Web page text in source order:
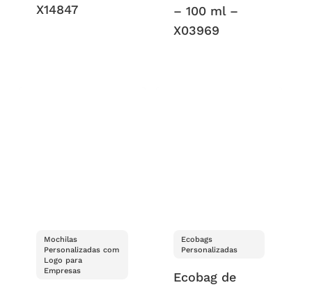
X14847
– 100 ml –
X03969
Mochilas
Personalizadas com
Logo para
Empresas
Ecobags
Personalizadas
Ecobag de